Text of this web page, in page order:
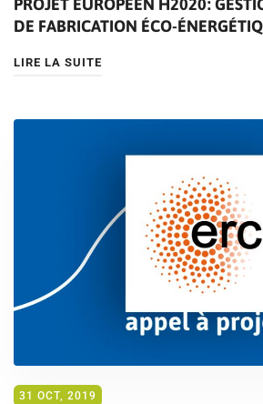
PROJET EUROPÉEN H2020:
DE FABRICATION ÉCO-
LIRE LA SUITE
31 OCT, 2019